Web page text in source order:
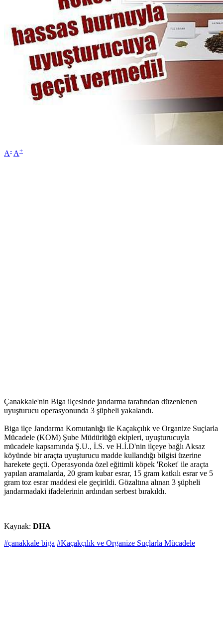
A- A+
Çanakkale'nin Biga ilçesinde jandarma tarafından düzenlenen
uyuşturucu operasyonunda 3 şüpheli yakalandı.
Biga ilçe Jandarma Komutanlığı ile Kaçakçılık ve Organize Suçlarla
Mücadele (KOM) Şube Müdürlüğü ekipleri, uyuşturucuyla
mücadele kapsamında Ş.U., İ.S. ve H.İ.D'nin ilçeye bağlı Aksaz
köyünde bir araçta uyuşturucu madde kullandığı bilgisi üzerine
harekete geçti. Operasyonda özel eğitimli köpek 'Roket' ile araçta
yapılan aramalarda, 20 gram kubar esrar, 15 gram katkılı esrar ve 5
gram toz esrar maddesi ele geçirildi. Gözaltına alınan 3 şüpheli
jandarmadaki ifadelerinin ardından serbest bırakıldı.
Kaynak: DHA
#çanakkale biga #Kaçakçılık ve Organize Suçlarla Mücadele